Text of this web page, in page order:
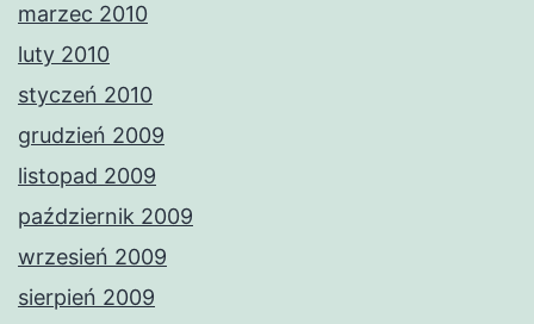
marzec 2010
luty 2010
styczeń 2010
grudzień 2009
listopad 2009
październik 2009
wrzesień 2009
sierpień 2009